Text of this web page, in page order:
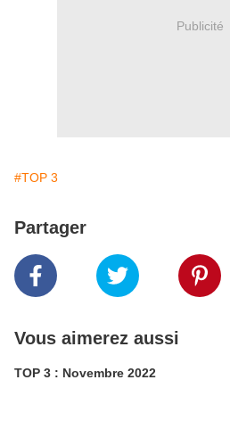
Publicité
#TOP 3
Partager
Vous aimerez aussi
TOP 3 : Novembre 2022